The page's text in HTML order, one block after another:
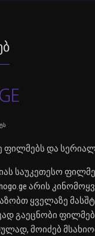
ფილმებს და
საუკეთესო
არის
ყველაზე
გაეცნობი
მოიძებ